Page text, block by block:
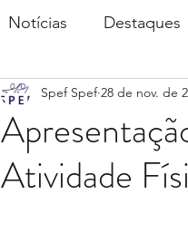
Notícias Destaques
Atividade
Spef Spef 28 de nov. de